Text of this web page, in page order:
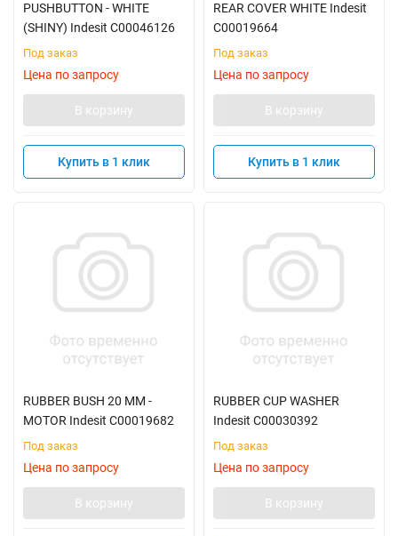
PUSHBUTTON - WHITE
(SHINY) Indesit C00046126
Под заказ
Цена по запросу
В корзину
Купить в 1 клик
REAR COVER WHITE Indesit
C00019664
Под заказ
Цена по запросу
В корзину
Купить в 1 клик
RUBBER BUSH 20 MM -
MOTOR Indesit C00019682
Под заказ
Цена по запросу
В корзину
RUBBER CUP WASHER
Indesit C00030392
Под заказ
Цена по запросу
В корзину